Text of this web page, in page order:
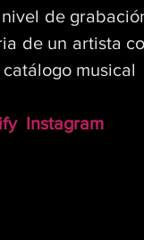
de
de un artista
musical
Instagram